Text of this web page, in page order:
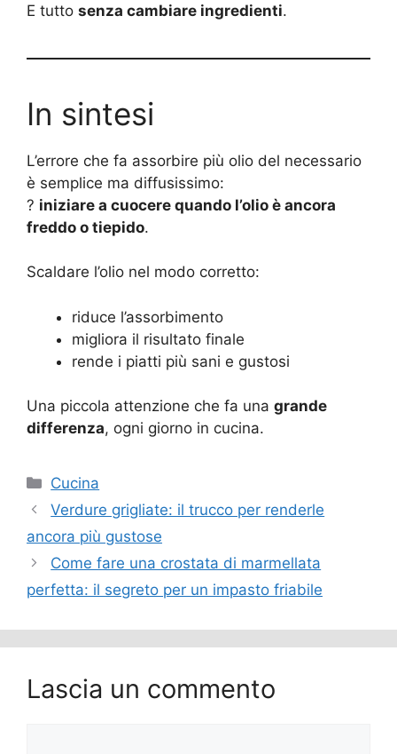
E tutto senza cambiare ingredienti.
In sintesi
L’errore che fa assorbire più olio del necessario
è semplice ma diffusissimo:
? iniziare a cuocere quando l’olio è ancora
freddo o tiepido.
Scaldare l’olio nel modo corretto:
riduce l’assorbimento
migliora il risultato finale
rende i piatti più sani e gustosi
Una piccola attenzione che fa una grande
differenza, ogni giorno in cucina.
Categorie
Cucina
Verdure grigliate: il trucco per renderle
ancora più gustose
Come fare una crostata di marmellata
perfetta: il segreto per un impasto friabile
Lascia un commento